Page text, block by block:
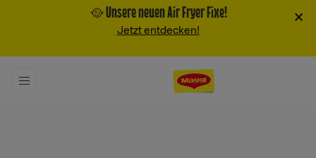
🥘 Unsere neuen Air Fryer Fixe!
Jetzt entdecken!
×